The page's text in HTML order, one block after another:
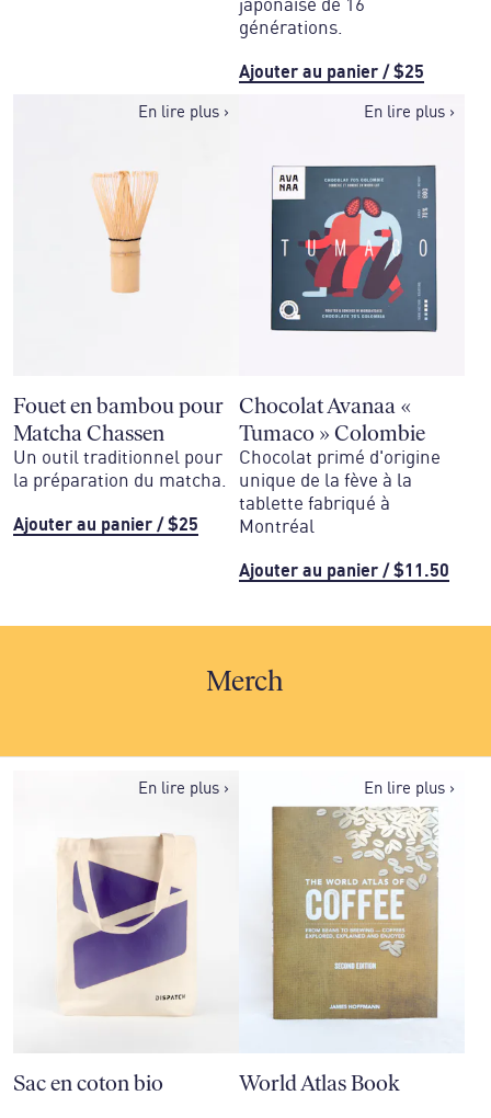
japonaise de 16
générations.
Ajouter au panier / $25
En lire plus ›
Fouet en bambou pour
Matcha Chassen
Un outil traditionnel pour
la préparation du matcha.
Ajouter au panier / $25
En lire plus ›
Chocolat Avanaa «
Tumaco » Colombie
Chocolat primé d'origine
unique de la fève à la
tablette fabriqué à
Montréal
Ajouter au panier / $11.50
Merch
En lire plus ›
Sac en coton bio
En lire plus ›
World Atlas Book